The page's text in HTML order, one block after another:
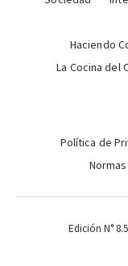
Haciendo
La Cocina del
Política de
Edición N°